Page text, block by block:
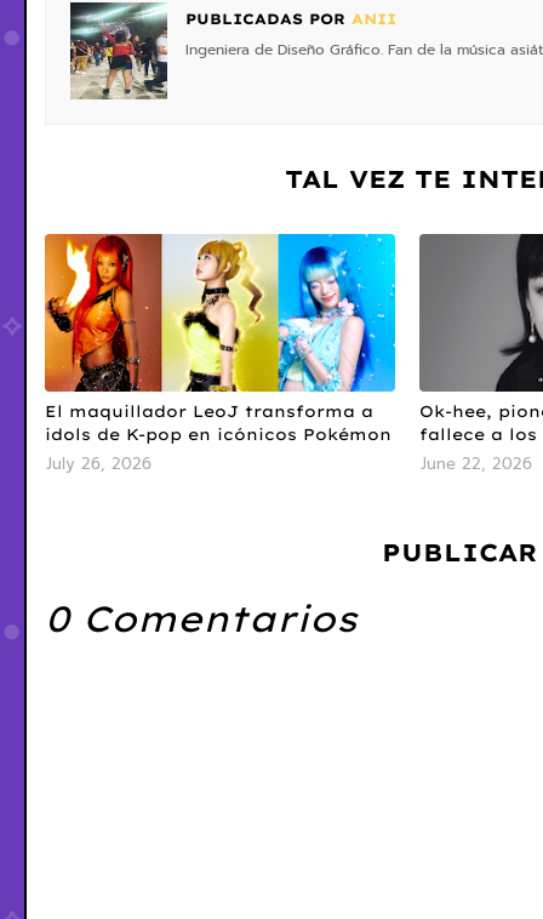
PUBLICADAS POR ANII
Ingeniera de Diseño Gráfico. Fan de la música
TAL VEZ TE
El maquillador LeoJ transforma a
idols de K-pop en icónicos Pokémon
July 26, 2026
Ok-hee,
fallece a los
June 22, 2026
0 Comentarios